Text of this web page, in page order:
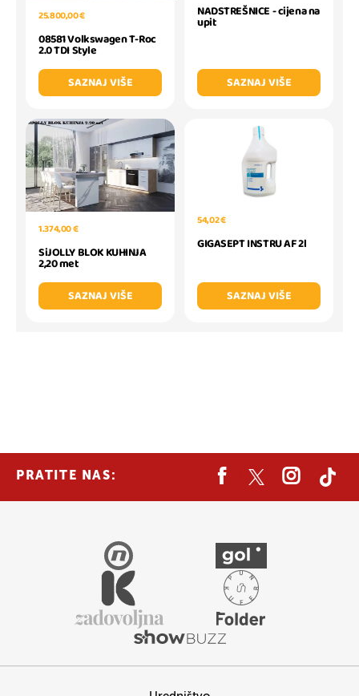
25.800,00 €
08581 Volkswagen T-Roc
2.0 TDI Style
SAZNAJ VIŠE
NADSTREŠNICE - cijena na
upit
SAZNAJ VIŠE
1.374,00 €
SiJOLLY BLOK KUHINJA
2,20 met
SAZNAJ VIŠE
54,02 €
GIGASEPT INSTRU AF 2l
SAZNAJ VIŠE
PRATITE NAS: